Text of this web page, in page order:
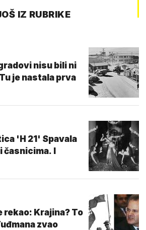
IZ RUBRIKE
nisu bili ni
je nastala prva
'H 21' Spavala
časnicima. I
rekao: Krajina? To
zvao